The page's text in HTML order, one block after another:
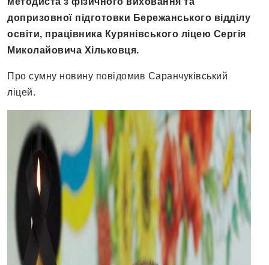
допризовної підготовки Бережанського відділу
освіти, працівника Курянівського ліцею Сергія
Миколайовича Хільковця.
Про сумну новину повідомив Саранчуківський
ліцей.